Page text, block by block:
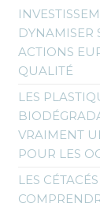
DYNAMISER
ACTIONS
QUALITÉ
LES
VRAIMENT
POUR LES
LES